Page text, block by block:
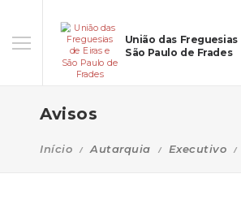
União das Freguesias
São Paulo de Frades
Avisos
Início Autarquia Executivo